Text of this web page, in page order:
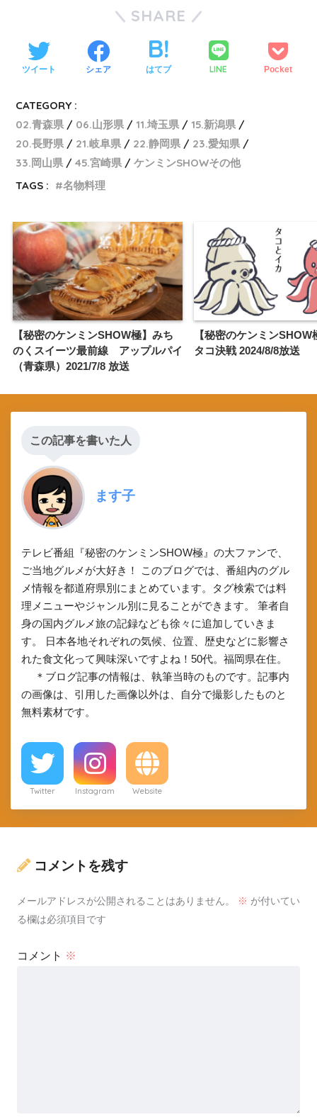
SHARE
ツイート シェア はてブ LINE Pocket
CATEGORY :
02.青森県
06.山形県 11.埼玉県
15.新潟県
20.長野県
21.岐阜県 22.静岡県
23.愛知県
33.岡山県
45.宮崎県
ケンミンSHOWその他
TAGS :
名物料理
【秘密のケンミンSHOW極】みち
のくスイーツ最前線 アップルパイ
（青森県）2021/7/8 放送
【秘密のケンミンSHOW
タコ決戦 2024/8/8放送
この記事を書いた人
ます子
テレビ番組『秘密のケンミンSHOW極』の大ファンで、
ご当地グルメが大好き！ このブログでは、番組内のグル
メ情報を都道府県別にまとめています。タグ検索では料
理メニューやジャンル別に見ることができます。 筆者自
身の国内グルメ旅の記録なども徐々に追加していきま
す。 日本各地それぞれの気候、位置、歴史などに影響さ
れた食文化って興味深いですよね！50代。福岡県在住。
＊ブログ記事の情報は、執筆当時のものです。記事内
の画像は、引用した画像以外は、自分で撮影したものと
無料素材です。
Twitter Instagram Website
コメントを残す
メールアドレスが公開されることはありません。 ※ が付いてい
る欄は必須項目です
コメント ※